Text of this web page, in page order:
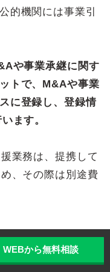
的機関には事業引
や事業承継に関す
トで、M&Aや事業
に登録し、登録情
ます。
業務は、提携して
、その際は別途費
会社や金融機関な
ターネット経由で
WEBから無料相談